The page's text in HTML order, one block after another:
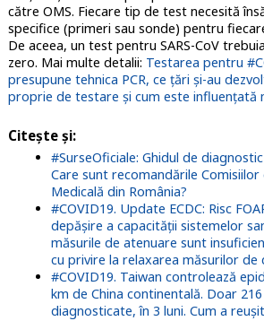
către OMS. Fiecare tip de test necesită
specifice (primeri sau sonde) pentru
De aceea, un test pentru SARS-CoV
zero. Mai multe detalii: Testarea pentru
presupune tehnica PCR, ce țări și-au
proprie de testare și cum este influențată
Citește și:
#SurseOficiale: Ghidul de
Care sunt recomandările
Medicală din România?
#COVID19. Update ECDC: Risc
depășire a capacității sistemelor
măsurile de atenuare sunt
cu privire la relaxarea măsurilor de
#COVID19. Taiwan controlează
km de China continentală. Doar
diagnosticate, în 3 luni. Cum a